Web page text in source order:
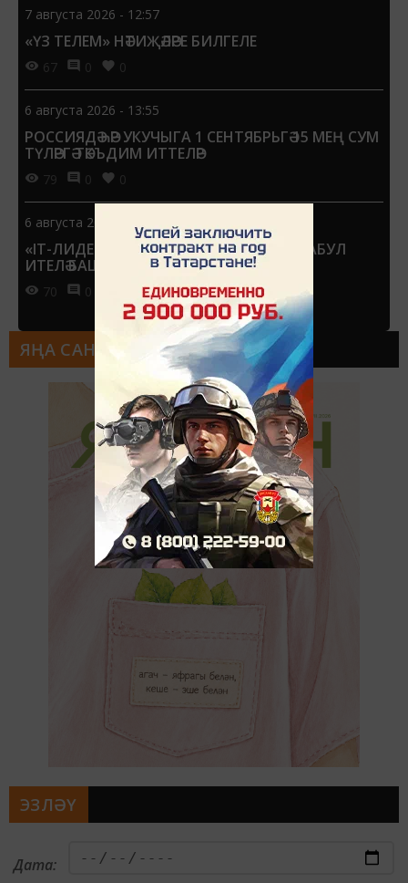
7 августа 2026 - 12:57
«ҮЗ ТЕЛЕМ» НӘТИҖӘЛӘРЕ БИЛГЕЛЕ
67 0 0
6 августа 2026 - 13:55
РОССИЯДӘ ҺӘР УКУЧЫГА 1 СЕНТЯБРЬГӘ 15 МЕҢ СУМ
ТҮЛӘРГӘ ТӘКЪДИМ ИТТЕЛӘР
79 0 0
6 августа 2026 - 13:51
«IT-ЛИДЕР» ПРЕМИЯСЕНӘ ГАРИЗАЛАР КАБУЛ
ИТЕЛӘ БАШЛАДЫ
70 0
ЯҢА САН
ЭЗЛӘҮ
Дата: